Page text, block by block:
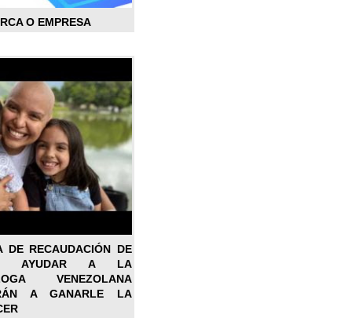
O EMPRESA
DE RECAUDACIÓN DE
AYUDAR A LA
VENEZOLANA
A GANARLE LA